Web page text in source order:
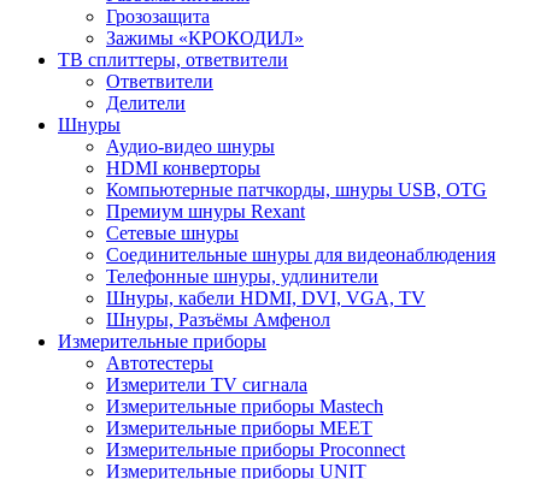
Грозозащита
Зажимы «КРОКОДИЛ»
ТВ сплиттеры, ответвители
Ответвители
Делители
Шнуры
Аудио-видео шнуры
HDMI конверторы
Компьютерные патчкорды, шнуры USB, OTG
Премиум шнуры Rexant
Сетевые шнуры
Соединительные шнуры для видеонаблюдения
Телефонные шнуры, удлинители
Шнуры, кабели HDMI, DVI, VGA, TV
Шнуры, Разъёмы Амфенол
Измерительные приборы
Автотестеры
Измерители TV сигнала
Измерительные приборы Mastech
Измерительные приборы MEET
Измерительные приборы Proconnect
Измерительные приборы UNIT